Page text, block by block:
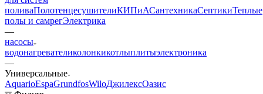
поливаПолотенцесушителиКИПиАСантехникаСептикиТеплые
полы и самрегЭлектрика
—
насосы
водонагревателиколонкикотлыплитыэлектроника
—
Универсальные
AquarioEspaGrundfosWiloДжилексОазис